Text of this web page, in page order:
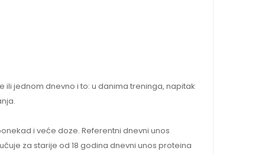
jednom dnevno i to: u danima treninga, napitak
i veće doze. Referentni dnevni unos
za starije od 18 godina dnevni unos proteina